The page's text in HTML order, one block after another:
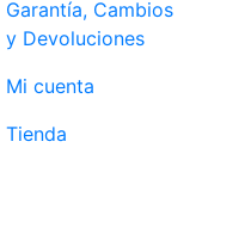
Garantía, Cambios
y Devoluciones
Mi cuenta
Tienda